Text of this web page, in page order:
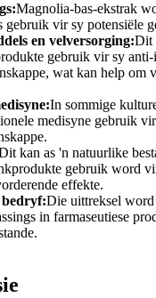
Magnolia-bas-ekstrak
gebruik vir sy potensiële
en velversorging:Dit
gebruik vir sy anti-
wat kan help om
In sommige
medisyne gebruik
kan as 'n natuurlike
gebruik word
effekte.
bedryf:Die uittreksel
in farmaseutiese